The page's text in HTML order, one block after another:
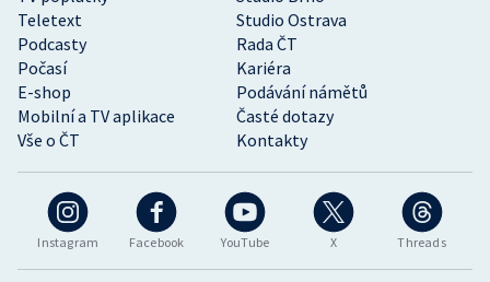
Instagram Facebook YouTube X Threads
Teletext
Studio Ostrava
Podcasty
Rada ČT
Počasí
Kariéra
E-shop
Podávání námětů
Mobilní a TV aplikace
Časté dotazy
Vše o ČT
Kontakty